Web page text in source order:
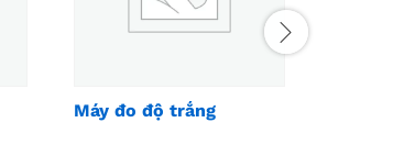
Máy đo độ trắng